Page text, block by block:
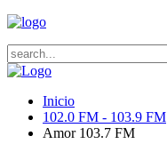
Inicio
102.0 FM - 103.9 FM
Amor 103.7 FM